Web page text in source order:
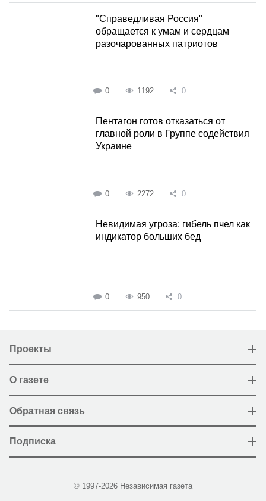
"Справедливая Россия"
обращается к умам и сердцам
разочарованных патриотов
0 1192 0
Пентагон готов отказаться от
главной роли в Группе содействия
Украине
0 2272 0
Невидимая угроза: гибель пчел как
индикатор больших бед
0 950 0
Проекты
О газете
Обратная связь
Подписка
© 1997-2026 Независимая газета